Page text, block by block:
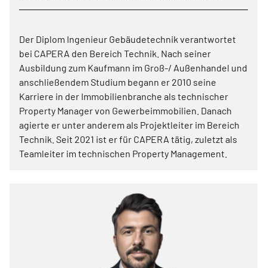
Der Diplom Ingenieur Gebäudetechnik verantwortet
bei CAPERA den Bereich Technik. Nach seiner
Ausbildung zum Kaufmann im Groß-/ Außenhandel und
anschließendem Studium begann er 2010 seine
Karriere in der Immobilienbranche als technischer
Property Manager von Gewerbeimmobilien. Danach
agierte er unter anderem als Projektleiter im Bereich
Technik. Seit 2021 ist er für CAPERA tätig, zuletzt als
Teamleiter im technischen Property Management.